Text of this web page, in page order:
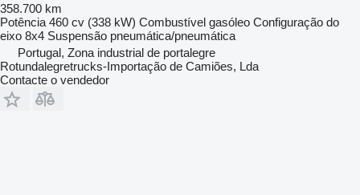
358.700 km
Potência 460 cv (338 kW) Combustível gasóleo Configuração do
eixo 8x4 Suspensão pneumática/pneumática
Portugal, Zona industrial de portalegre
Rotundalegretrucks-Importação de Camiões, Lda
Contacte o vendedor